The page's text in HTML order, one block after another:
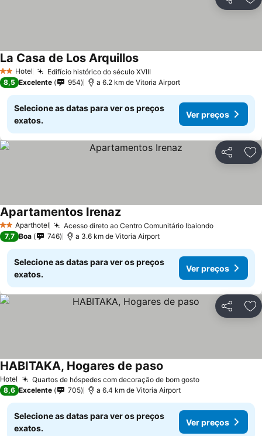
Partilhar
2 Estrelas
Hotel Edifício histórico do século XVIIIVer preços
La Casa de Los ArquillosVer preços
8,5 Excelente 954 a 6.2 km de Vitoria Airport
Selecione as datas para ver os preços
exatos.
Ver preços
Partilhar
2 EstrelasAparthotel Acesso direto ao Centro Comunitário IbaiondoVer preços
Apartamentos IrenazVer preços
7,7 Boa 746 a 3.6 km de Vitoria Airport
Selecione as datas para ver os preços
exatos.
Ver preços
Partilhar
Hotel Quartos de hóspedes com decoração de bom gostoVer preços
HABITAKA, Hogares de paso
8,6 Excelente 705 a 6.4 km de Vitoria Airport
Selecione as datas para ver os preços
exatos.
Ver preços